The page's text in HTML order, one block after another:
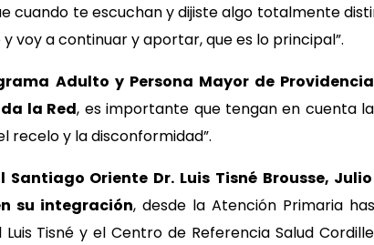
cuando te escuchan y dijiste algo totalmente
voy a continuar y aportar, que es lo principal”.
Adulto y Persona Mayor de Providencia
la Red, es importante que tengan en cuenta
recelo y la disconformidad”.
Oriente Dr. Luis Tisné Brousse,
su integración, desde la Atención Primaria
Tisné y el Centro de Referencia Salud